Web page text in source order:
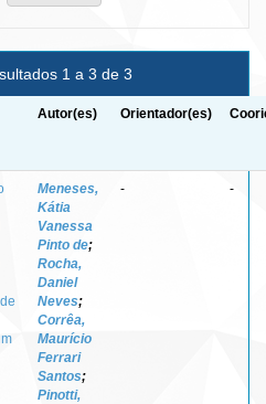
1 a 3 de 3
Autor(es) Orientador(es)
Meneses,
Kátia
Vanessa
Pinto de;
Rocha,
Daniel
Neves;
Corrêa,
Maurício
Ferrari
Santos;
Pinotti,
- -